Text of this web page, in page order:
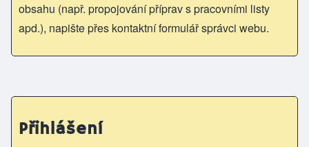
obsahu (např. propojování příprav s pracovními listy
apd.), napište přes kontaktní formulář správci webu.
Přihlášení